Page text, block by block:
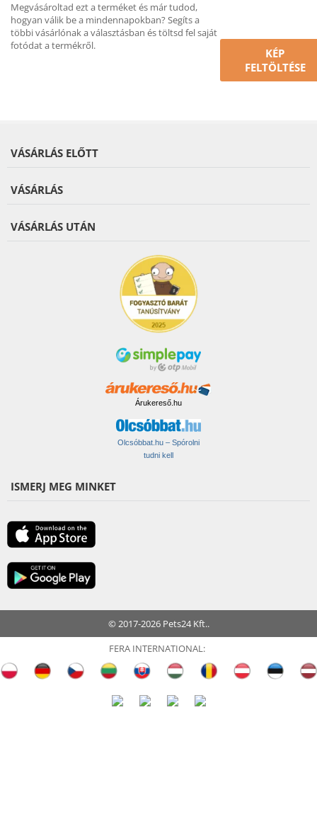
Megvásároltad ezt a terméket és már tudod,
hogyan válik be a mindennapokban? Segíts a
többi vásárlónak a választásban és töltsd fel saját
fotódat a termékről.
KÉP
FELTÖLTÉSE
VÁSÁRLÁS ELŐTT
VÁSÁRLÁS
VÁSÁRLÁS UTÁN
Árukereső.hu
Olcsóbbat.hu – Spórolni
tudni kell
ISMERJ MEG MINKET
© 2017-2026 Pets24 Kft..
FERA INTERNATIONAL: